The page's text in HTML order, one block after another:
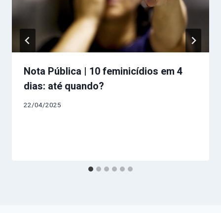
Nota Pública | 10 feminicídios em 4
dias: até quando?
22/04/2025